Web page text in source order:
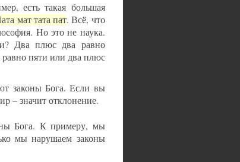
есть такая большая
мат тата пат. Всё, что
Но это не наука.
Два плюс два равно
пяти или два плюс
законы Бога. Если вы
– значит отклонение.
Бога. К примеру, мы
мы нарушаем законы